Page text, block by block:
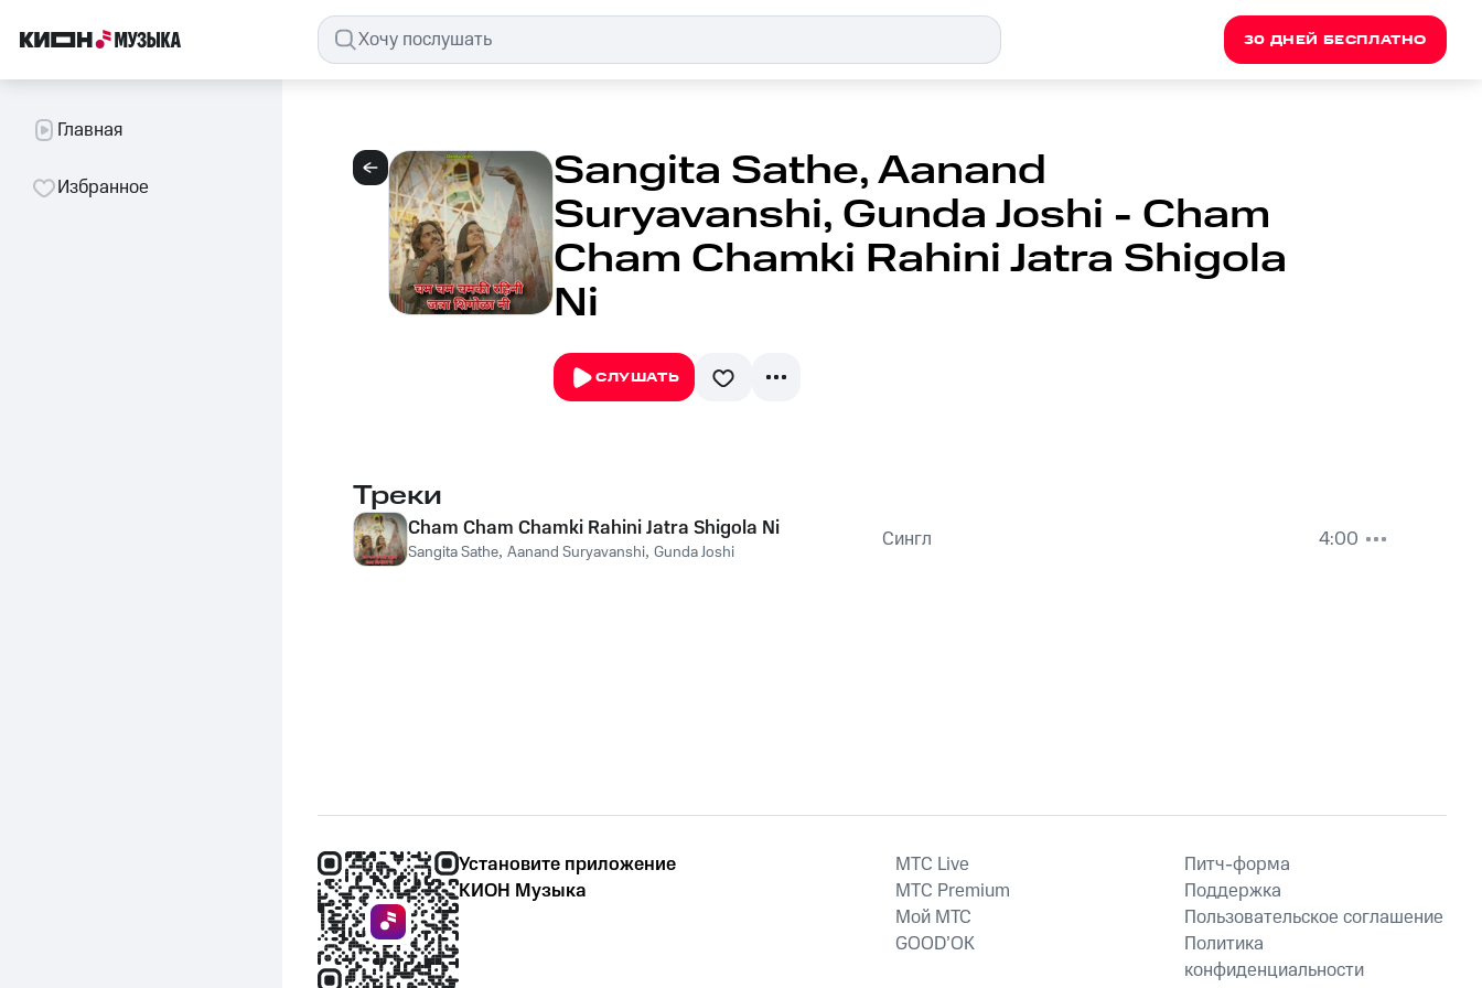
30 ДНЕЙ БЕСПЛАТНО
Главная
Избранное Sangita Sathe, Aanand
Suryavanshi, Gunda Joshi - Cham
Cham Chamki Rahini Jatra Shigola
Ni
СЛУШАТЬ
Треки
Cham Cham Chamki Rahini Jatra Shigola Ni
Sangita Sathe, Aanand Suryavanshi, Gunda Joshi Сингл 4:00
Установите приложение
КИОН Музыка
MTС Live
MTС Premium
Мой МТС
GOOD’OK
Питч-форма
Поддержка
Пользовательское соглашение
Политика
конфиденциальности